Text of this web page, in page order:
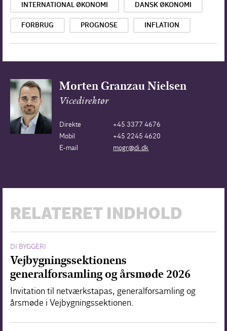
INTERNATIONAL ØKONOMI DANSK ØKONOMI
FORBRUG PROGNOSE INFLATION
Morten Granzau Nielsen
Vicedirektør
Direkte
+45 3377 4676
Mobil
+45 2245 4620
E-mail
mogr@di.dk
RELATERET INDHOLD
DI BYGGERI
Vejbygningssektionens
generalforsamling og årsmøde 2026
Invitation til netværkstapas, generalforsamling og
årsmøde i Vejbygningssektionen.